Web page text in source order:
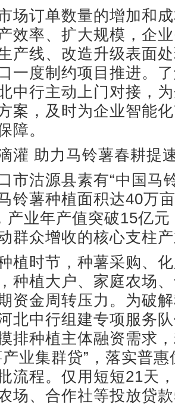
订单数量的增加和成
效率、扩大规模，企
产线、改造升级表面
一度制约项目推进。
中行主动上门对接，
案，及时为企业智能
障。
助力马铃薯春耕提
沽源县素有“中国马
铃薯种植面积达40万
产业年产值突破15亿
群众增收的核心支柱
时节，种薯采购、化
种植大户、家庭农场
资金周转压力。为破
北中行组建专项服务
排种植主体融资需求
产业集群贷”，落实普
流程。仅用短短21天
场、合作社等投放贷